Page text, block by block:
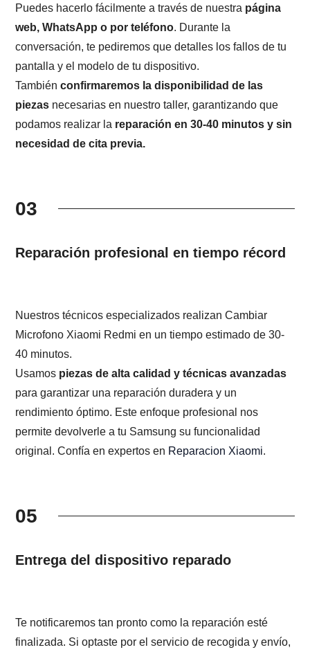
Puedes hacerlo fácilmente a través de nuestra página
web, WhatsApp o por teléfono. Durante la
conversación, te pediremos que detalles los fallos de tu
pantalla y el modelo de tu dispositivo.
Tambiénconfirmaremos la disponibilidad de las
piezas necesarias en nuestro taller, garantizando que
podamos realizar la reparación en 30-40 minutos y sin
necesidad de cita previa.
03
Reparación profesional en tiempo récord
Nuestros técnicos especializados realizan Cambiar
Microfono Xiaomi Redmi en un tiempo estimado de 30-
40 minutos.
Usamos piezas de alta calidad y técnicas avanzadas
para garantizar una reparación duradera y un
rendimiento óptimo. Este enfoque profesional nos
permite devolverle a tu Samsung su funcionalidad
original. Confía en expertos en Reparacion Xiaomi.
05
Entrega del dispositivo reparado
Te notificaremos tan pronto como la reparación esté
finalizada. Si optaste por el servicio de recogida y envío,